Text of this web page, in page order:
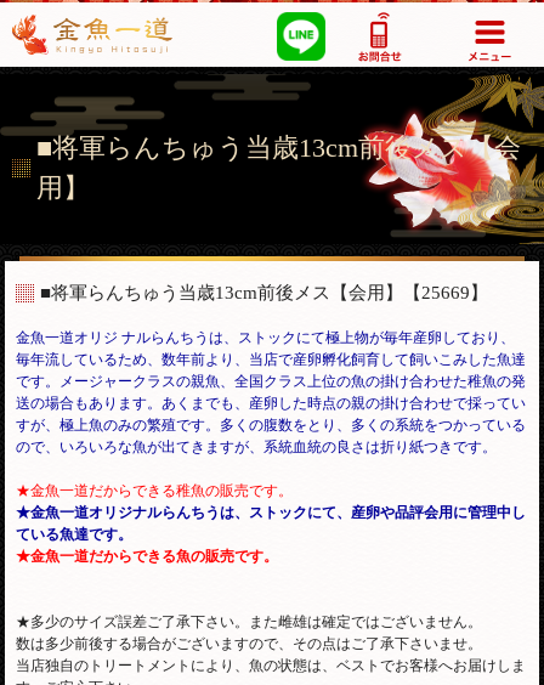
■将軍らんちゅう当歳13cm前後メス【会
用】
■将軍らんちゅう当歳13cm前後メス【会用】 【25669】
金魚一道オリジ ナルらんちうは、ストックにて極上物が毎年産卵しており、
毎年流しているため、数年前より、当店で産卵孵化飼育して飼いこみした魚達
です。メージャークラスの親魚、全国クラス上位の魚の掛け合わせた稚魚の発
送の場合もあります。あくまでも、産卵した時点の親の掛け合わせで採ってい
すが、極上魚のみの繁殖です。多くの腹数をとり、多くの系統をつかっている
ので、いろいろな魚が出てきますが、 系統血統の良さは折り紙つきです。
★金魚一道だからできる稚魚の販売です。
★金魚一道オリジナルらんちうは、ストックにて、産卵や品評会用に管理中し
ている魚達です。
★金魚一道だからできる魚の販売です。
★多少のサイズ誤差ご了承下さい。また雌雄は確定ではございません。
数は多少前後する場合がございますので、その点はご了承下さいませ。
当店独自のトリートメントにより、魚の状態は、ベストでお客様へお届けしま